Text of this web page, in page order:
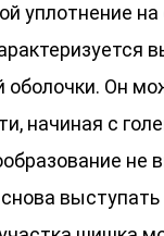
уплотнение
оболочки. Он
начиная с
не